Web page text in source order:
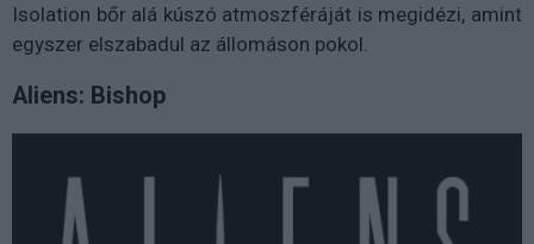
Isolation bőr alá kúszó atmoszféráját is megidézi, amint
egyszer elszabadul az állomáson pokol.
Aliens: Bishop